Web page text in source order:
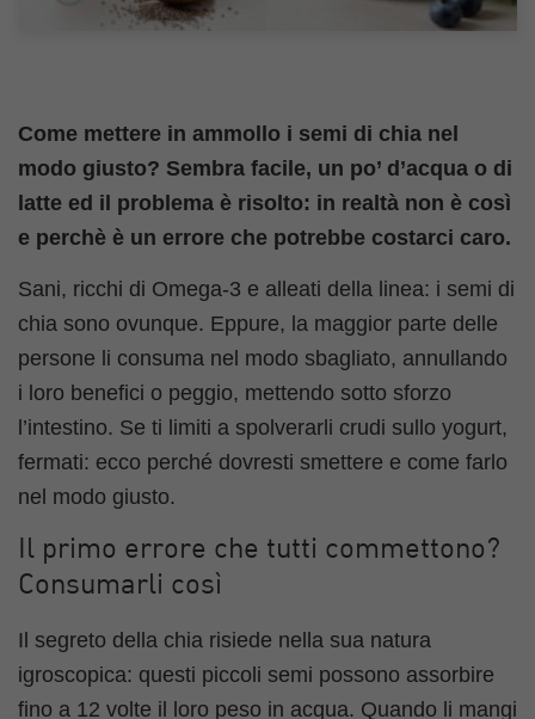
Come mettere in ammollo i semi di chia nel
modo giusto? Sembra facile, un po’ d’acqua o di
latte ed il problema è risolto: in realtà non è così
e perchè è un errore che potrebbe costarci caro.
Sani, ricchi di Omega-3 e alleati della linea: i semi di
chia sono ovunque. Eppure, la maggior parte delle
persone li consuma nel modo sbagliato, annullando
i loro benefici o peggio, mettendo sotto sforzo
l’intestino. Se ti limiti a spolverarli crudi sullo yogurt,
fermati: ecco perché dovresti smettere e come farlo
nel modo giusto.
Il primo errore che tutti commettono?
Consumarli così
Il segreto della chia risiede nella sua natura
igroscopica: questi piccoli semi possono assorbire
fino a 12 volte il loro peso in acqua. Quando li mangi